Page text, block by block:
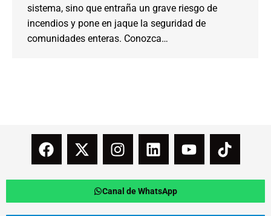
sistema, sino que entraña un grave riesgo de
incendios y pone en jaque la seguridad de
comunidades enteras. Conozca…
Canal de WhatsApp